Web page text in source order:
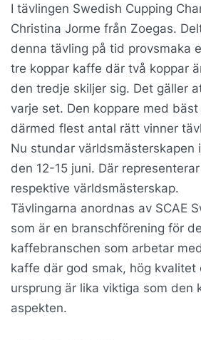
I tävlingen Swedish Cupping
Christina Jorme från Zoegas.
denna tävling på tid provsmaka
tre koppar kaffe där två koppar
den tredje skiljer sig. Det gäller
varje set. Den koppare med
därmed flest antal rätt vinner
Nu stundar världsmästerskapen
den 12-15 juni. Där
respektive världsmästerskap.
Tävlingarna anordnas av SCAE
som är en branschförening för
kaffebranschen som arbetar
kaffe där god smak, hög kvalitet
ursprung är lika viktiga som den
aspekten.